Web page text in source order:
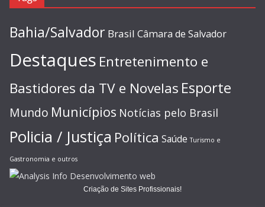
Bahia/Salvador Brasil Câmara de Salvador
Destaques Entretenimento e
Bastidores da TV e Novelas Esporte
Mundo Municípios Notícias pelo Brasil
Policia / Justiça Política Saúde Turismo e
Gastronomia e outros
Criação de Sites Profissionais!